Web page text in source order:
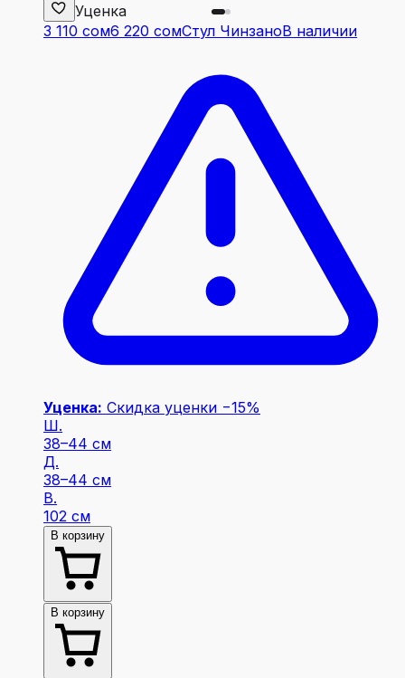
Уценка
3 110 сом6 220 сомСтул ЧинзаноВ наличии
Уценка: Скидка уценки −15%
Ш.
38–44 см
Д.
38–44 см
В.
102 см
В корзину
В корзину